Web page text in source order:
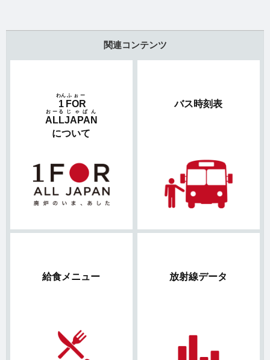
関連コンテンツ
1
わん
FOR
ふぉー
ALL
おーる
JAPAN
じゃぱん
について
バス時刻表
給食メニュー 放射線データ